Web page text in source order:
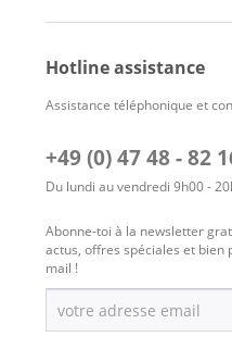
Hotline assistance
Assistance téléphonique et
+49 (0) 47 48 - 82
Du lundi au vendredi 9h00 -
Abonne-toi à la newsletter
actus, offres spéciales et bien
mail !